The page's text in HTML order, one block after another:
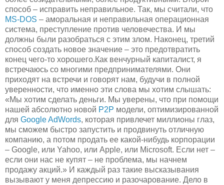
способ – исправить неправильное. Так, мы считали, что
MS-DOS – аморальная и неправильная операционная
система, преступление против человечества. И мы
должны были разобраться с этим злом. Наконец, третий
способ создать новое значение – это предотвратить
конец чего-то хорошего.Как венчурный капиталист, я
встречаюсь со многими предпринимателями. Они
приходят на встречи и говорят нам, будучи в полной
уверенности, что именно эти слова мы хотим слышать:
«Мы хотим сделать деньги. Мы уверены, что при помощи
нашей абсолютно новой P2P модели, оптимизированной
для Google AdWords, которая привлечет миллионы глаз,
мы сможем быстро запустить и продвинуть отличную
компанию, а потом продать ее какой-нибудь корпорации
– Google, или Yahoo, или Apple, или Microsoft. Если нет –
если они нас не купят – не проблема, мы начнем
продажу акций.» И каждый раз такие высказывания
вызывают у меня депрессию и разочарование. Дело в